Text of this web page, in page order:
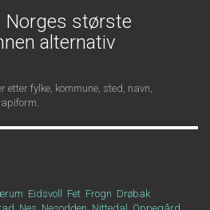
Norges største
alternativ
etter fylke, kommune, sted, navn,
Eidsvoll Fet Frogn Drøbak